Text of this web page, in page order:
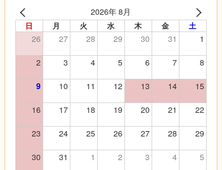
2026年 8月
日 月 火 水 木 金 土
26 27 28 29 30 31
1
2
3 4 5 6 7 8
9 10 11 12 13 14
15
16
17 18 19 20 21
22
23
24 25 26 27 28
29
30
31 1 2 3 4 5